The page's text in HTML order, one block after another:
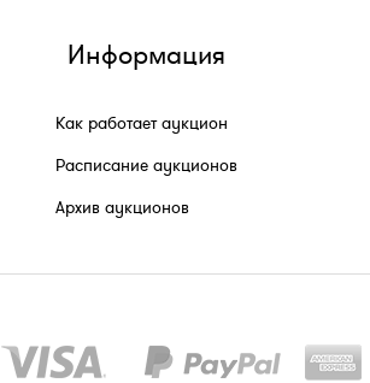
Информация
Как работает аукцион
Расписание аукционов
Архив аукционов